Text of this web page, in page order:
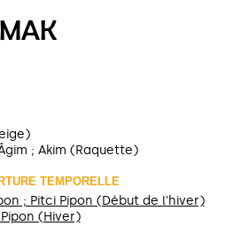
; Akim (Raquette)
TEMPORELLE
; Pitci Pipon (Début de l'hiver)
(Hiver)